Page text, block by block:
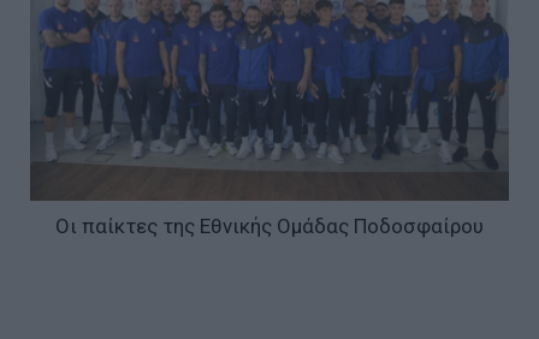
Οι παίκτες της Εθνικής Ομάδας Ποδοσφαίρου